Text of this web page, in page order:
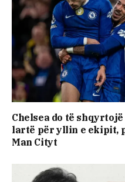
Chelsea do të
lartë për yllin e ekipit,
Man Cityt